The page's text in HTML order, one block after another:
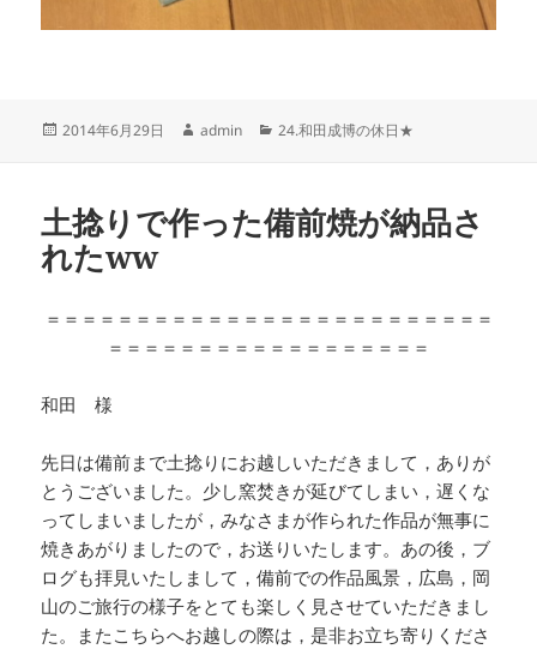
投
2014年6月29日
作
admin
カ
ー
24.和田成博の休日★
土捻りで作った備前焼が納品さ
れたww
＝＝＝＝＝＝＝＝＝＝＝＝＝＝＝＝＝＝＝＝＝＝＝＝＝
＝＝＝＝＝＝＝＝＝＝＝＝＝＝＝＝＝＝
和田 様
先日は備前まで土捻りにお越しいただきまして，ありが
とうございました。少し窯焚きが延びてしまい，遅くな
ってしまいましたが，みなさまが作られた作品が無事に
焼きあがりましたので，お送りいたします。あの後，ブ
ログも拝見いたしまして，備前での作品風景，広島，岡
山のご旅行の様子をとても楽しく見させていただきまし
た。またこちらへお越しの際は，是非お立ち寄りくださ